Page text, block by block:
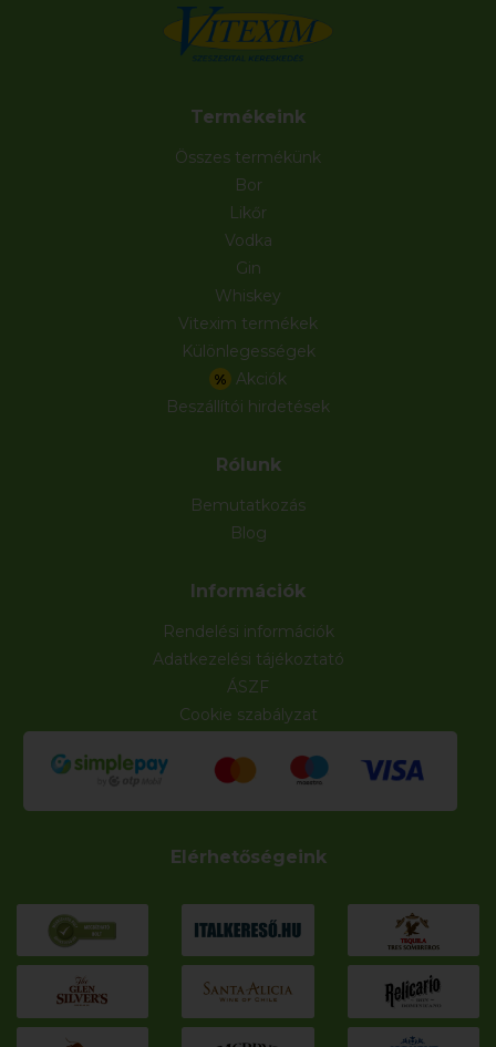
Termékeink
Összes termékünk
Bor
Likőr
Vodka
Gin
Whiskey
Vitexim termékek
Különlegességek
%
Akciók
Beszállítói hirdetések
Rólunk
Bemutatkozás
Blog
Információk
Rendelési információk
Adatkezelési tájékoztató
ÁSZF
Cookie szabályzat
Elérhetőségeink